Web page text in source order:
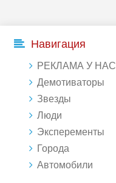
Навигация
РЕКЛАМА У НАС
Демотиваторы
Звезды
Люди
Эксперементы
Города
Автомобили